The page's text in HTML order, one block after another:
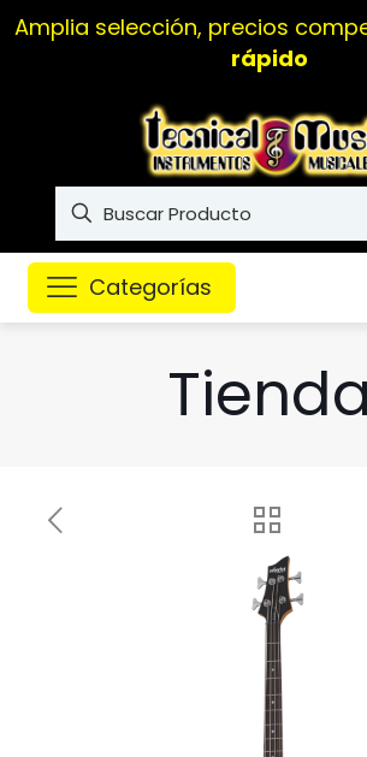
Amplia selección, precios
rápido
Categorías
Tienda